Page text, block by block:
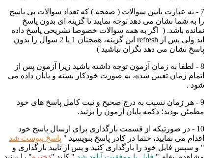
7 - به عبارت پایین سوالات ( صفحه ) که تعداد سوالات بی پاسخ
را به شما نشان می دهد توجه نمایید تا گزینه ای بدون پاسخ
نمانده باشد. (
اگر به همه سوالات خصوصا تشریحی پاسخ داده
اید ولی پس از refresh
این گزینه، همچنان 1 یا 2 سوال را بدون
پاسخ نشان می دهد نگران نباشید )
8 - لطفا به زمان آزمون توجه داشته باشید زیرا آزمون پس از
اتمام زمان تعیین شده، به صورت خودکار بسته و پایان داده می
شود .
9 - هر زمان نسبت به درج صحیح و ثبت کامل پاسخ های خود
مطمئن بودید؛ دکمه پایان آزمون را بزنید.
10 - در صورتیکه از قسمت بارگذاری برای ارسال پاسخ خود
اقدام می نمایید، حتما در کادر پاسخ بنویسید " پاسخ پیوست شد
" و سپس فایل خود را بارگذاری کنید و پس از تایید بارگذاری و